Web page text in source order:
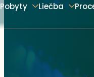
Pobyty Liečba